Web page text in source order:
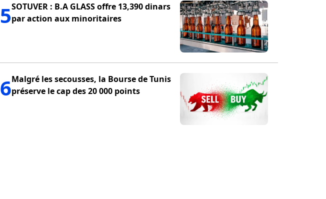
5SOTUVER : B.A GLASS offre 13,390 dinars
par action aux minoritaires
6Malgré les secousses, la Bourse de Tunis
préserve le cap des 20 000 points